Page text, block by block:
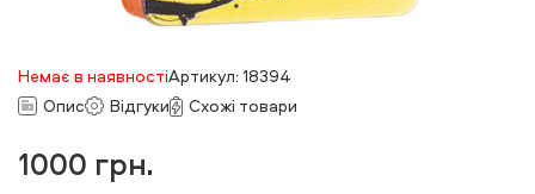
Немає в наявностіАртикул: 18394
Опис
Відгуки Схожі товари
1000 грн.